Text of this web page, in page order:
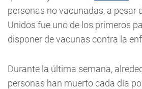
personas no vacunadas, a pesar
Unidos fue uno de los primeros
disponer de vacunas contra la
Durante la última semana,
personas han muerto cada día